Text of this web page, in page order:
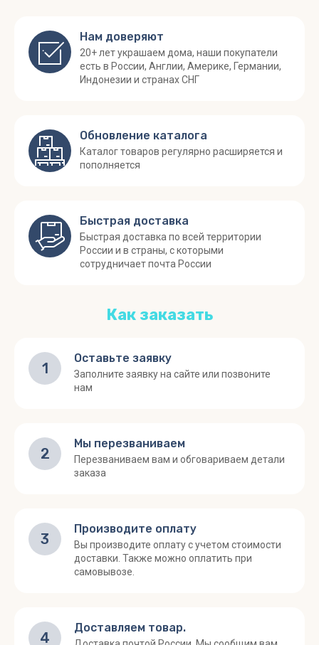
Нам доверяют
20+ лет украшаем дома, наши покупатели
есть в России, Англии, Америке, Германии,
Индонезии и странах СНГ
Обновление каталога
Каталог товаров регулярно расширяется и
пополняется
Быстрая доставка
Быстрая доставка по всей территории
России и в страны, с которыми
сотрудничает почта России
Как заказать
1
Оставьте заявку
Заполните заявку на сайте или позвоните
нам
2
Мы перезваниваем
Перезваниваем вам и обговариваем детали
заказа
3
Производите оплату
Вы производите оплату с учетом стоимости
доставки. Также можно оплатить при
самовывозе.
4
Доставляем товар.